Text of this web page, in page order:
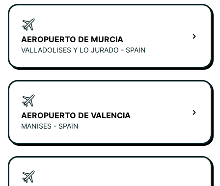
AEROPUERTO DE MURCIA
VALLADOLISES Y LO JURADO - SPAIN
AEROPUERTO DE VALENCIA
MANISES - SPAIN